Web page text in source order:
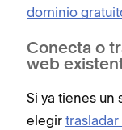
dominio
Conecta o
web
Si ya tienes un
elegir